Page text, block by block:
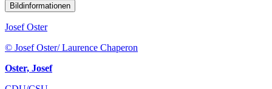
Bildinformationen
Josef Oster
© Josef Oster/ Laurence Chaperon
Oster, Josef